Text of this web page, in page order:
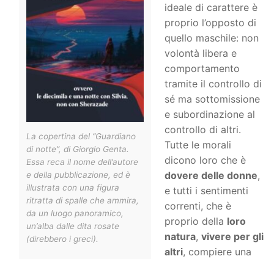
La copertina del “Guardiano
di notte”, di Giorgio Genta.
Essa reca il nome dell’autore
e della pubblicazione, ed è
illustrata con una figura
ritratta di spalle che ammira,
da un luogo panoramico,
un’alba dalle dita rosate
(direbbero i greci).
ideale di carattere è
proprio l’opposto di
quello maschile: non
volontà libera e
comportamento
tramite il controllo di
sé ma sottomissione
e subordinazione al
controllo di altri.
Tutte le morali
dicono loro che è
dovere delle donne,
e tutti i sentimenti
correnti, che è
proprio della loro
natura, vivere per gli
altri, compiere una